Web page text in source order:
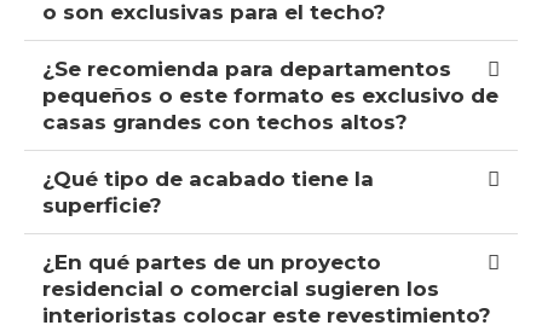
o son exclusivas para el techo?
¿Se recomienda para departamentos
pequeños o este formato es exclusivo de
casas grandes con techos altos?
¿Qué tipo de acabado tiene la
superficie?
¿En qué partes de un proyecto
residencial o comercial sugieren los
interioristas colocar este revestimiento?